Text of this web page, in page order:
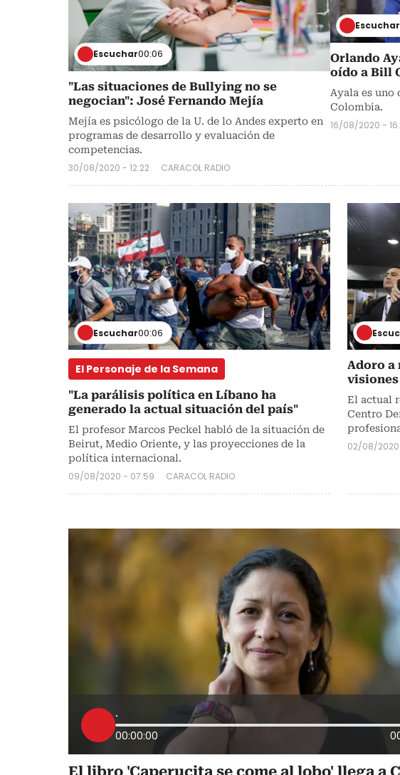
Escuchar00:06
"Las situaciones de Bullying no se
negocian": José Fernando Mejía
Mejía es psicólogo de la U. de lo Andes experto en
programas de desarrollo y evaluación de
competencias.
30/08/2020 - 12:22 CARACOL RADIO
Escuchar
Orlando
oído a Bill
Ayala es uno
Colombia.
16/08/2020 -
Escuchar00:06
El Personaje de la Semana
"La parálisis política en Líbano ha
generado la actual situación del país"
El profesor Marcos Peckel habló de la situación de
Beirut, Medio Oriente, y las proyecciones de la
política internacional.
09/08/2020 - 07:59 CARACOL RADIO
Adoro a
El actual
Centro
02/08/2020
.
00:00:00